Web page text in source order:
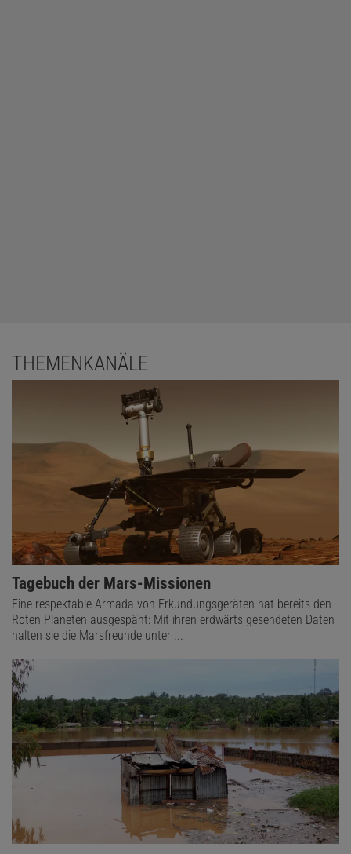
THEMENKANÄLE
Tagebuch der Mars-Missionen
Eine respektable Armada von Erkundungsgeräten hat bereits den
Roten Planeten ausgespäht: Mit ihren erdwärts gesendeten Daten
halten sie die Marsfreunde unter ...